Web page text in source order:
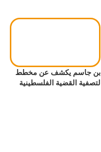
بن جاسم يكشف عن مخطط
لتصفية القضية الفلسطينية